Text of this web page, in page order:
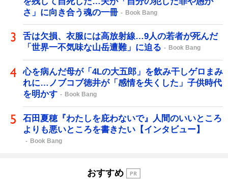
さ」に向き合う魂の一冊
Book Bang
舌は欠損、衣服には高放射線…9人の若者が死んだ
「世界一不気味な山岳遭難」に迫る
Book Bang
心を病んだ母が「4Lの大五郎」を飲み干しゲロまみ
れに…ノブコブ徳井が「感情を失くした」子供時代
を明かす
Book Bang
石田夏穂『わたしを庇わないで』人間のいいところ
よりも悪いところを書きたい【インタビュー】
Book Bang
おすすめ